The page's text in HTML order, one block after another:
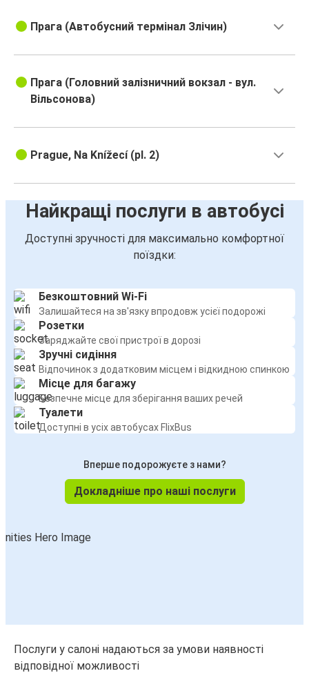
Прага (Автобусний термінал Злічин)
Прага (Головний залізничний вокзал - вул.
Вільсонова)
Prague, Na Knížecí (pl. 2)
Найкращі послуги в автобусі
Доступні зручності для максимально комфортної
поїздки:
Безкоштовний Wi-Fi
Залишайтеся на зв'язку впродовж усієї подорожі
Розетки
Заряджайте свої пристрої в дорозі
Зручні сидіння
Відпочинок з додатковим місцем і відкидною спинкою
Місце для багажу
Безпечне місце для зберігання ваших речей
Туалети
Доступні в усіх автобусах FlixBus
Вперше подорожуєте з нами?
Докладніше про наші послуги
Послуги у салоні надаються за умови наявності
відповідної можливості